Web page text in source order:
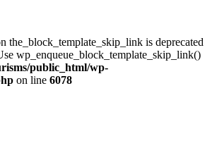
the_block_template_skip_link is deprecated
wp_enqueue_block_template_skip_link()
public_html/wp-
on line 6078